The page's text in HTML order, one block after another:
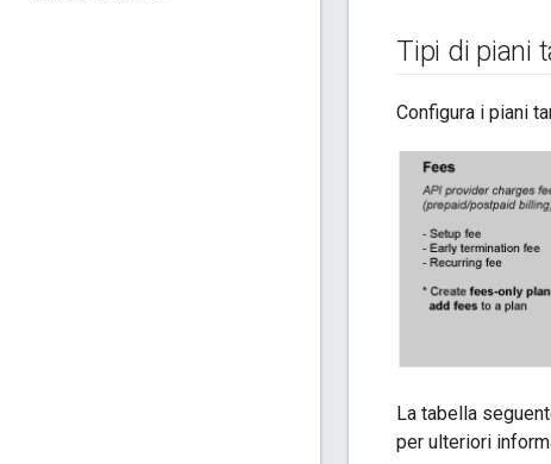
Tipi di piani
Configura i piani
La tabella
per ulteriori